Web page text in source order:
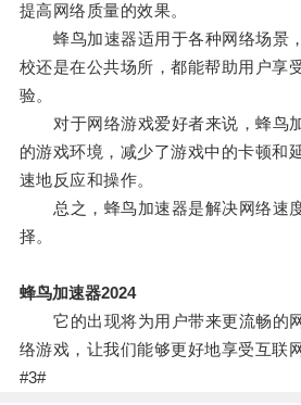
提高网络质量的效果。
蜂鸟加速器适用于各种网络场景
校还是在公共场所，都能帮助用户享
验。
对于网络游戏爱好者来说，蜂鸟
的游戏环境，减少了游戏中的卡顿和
速地反应和操作。
总之，蜂鸟加速器是解决网络速
择。
蜂鸟加速器2024
它的出现将为用户带来更流畅的
络游戏，让我们能够更好地享受互联
#3#